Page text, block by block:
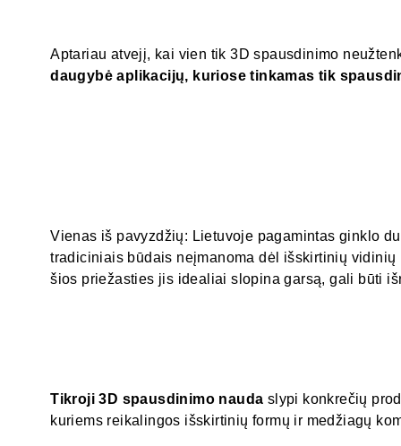
Aptariau atvejį, kai vien tik 3D spausdinimo
daugybė aplikacijų, kuriose tinkamas tik
Vienas iš pavyzdžių: Lietuvoje pagamintas ginklo
tradiciniais būdais neįmanoma dėl išskirtinių vidinių
šios priežasties jis idealiai slopina garsą, gali būti
Tikroji 3D spausdinimo nauda slypi konkrečių
kuriems reikalingos išskirtinių formų ir medžiagų